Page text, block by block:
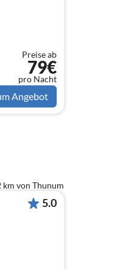
Preise ab
79€
pro Nacht
Angebot
km von Thunum
5.0